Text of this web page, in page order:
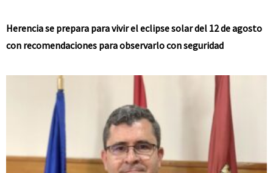
Herencia se prepara para vivir el eclipse solar del 12 de agosto
con recomendaciones para observarlo con seguridad